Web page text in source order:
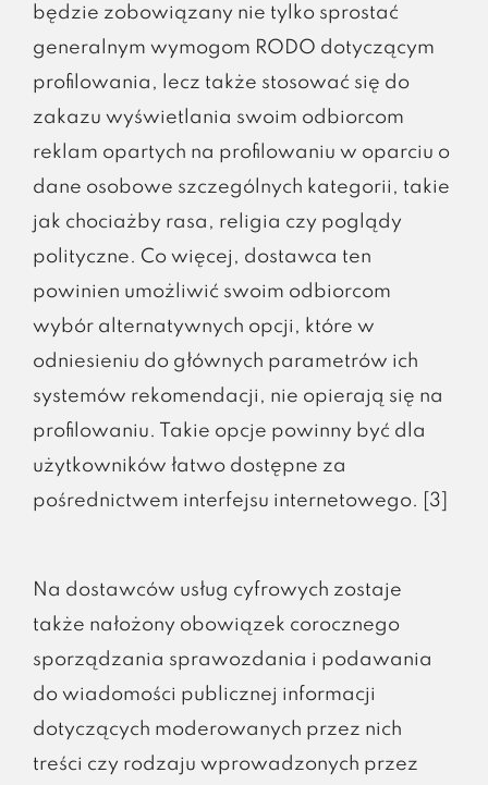
będzie zobowiązany nie tylko sprostać
generalnym wymogom RODO dotyczącym
profilowania, lecz także stosować się do
zakazu wyświetlania swoim odbiorcom
reklam opartych na profilowaniu w oparciu o
dane osobowe szczególnych kategorii, takie
jak chociażby rasa, religia czy poglądy
polityczne. Co więcej, dostawca ten
powinien umożliwić swoim odbiorcom
wybór alternatywnych opcji, które w
odniesieniu do głównych parametrów ich
systemów rekomendacji, nie opierają się na
profilowaniu. Takie opcje powinny być dla
użytkowników łatwo dostępne za
pośrednictwem interfejsu internetowego. [3]
Na dostawców usług cyfrowych zostaje
także nałożony obowiązek corocznego
sporządzania sprawozdania i podawania
do wiadomości publicznej informacji
dotyczących moderowanych przez nich
treści czy rodzaju wprowadzonych przez